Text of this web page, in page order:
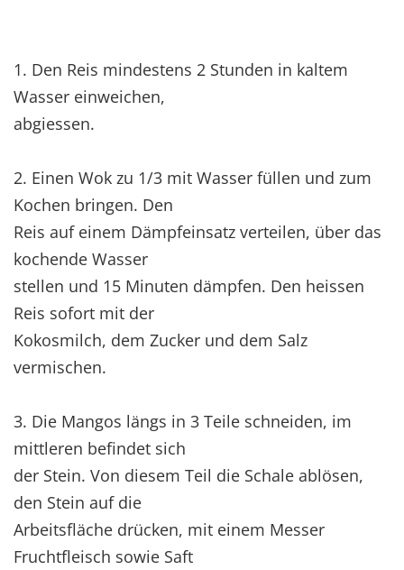
1. Den Reis mindestens 2 Stunden in kaltem
Wasser einweichen,
abgiessen.
2. Einen Wok zu 1/3 mit Wasser füllen und zum
Kochen bringen. Den
Reis auf einem Dämpfeinsatz verteilen, über das
kochende Wasser
stellen und 15 Minuten dämpfen. Den heissen
Reis sofort mit der
Kokosmilch, dem Zucker und dem Salz
vermischen.
3. Die Mangos längs in 3 Teile schneiden, im
mittleren befindet sich
der Stein. Von diesem Teil die Schale ablösen,
den Stein auf die
Arbeitsfläche drücken, mit einem Messer
Fruchtfleisch sowie Saft